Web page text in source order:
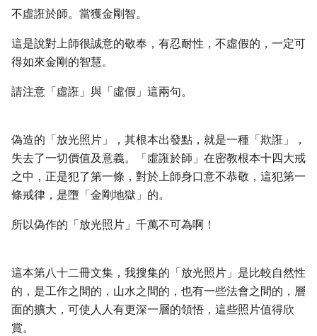
不虛誑於師。當獲金剛智。
這是說對上師很誠意的敬奉，有忍耐性，不虛假的，一定可
得如來金剛的智慧。
請注意「虛誑」與「虛假」這兩句。
偽造的「放光照片」，其根本出發點，就是一種「欺誑」，
失去了一切價值及意義。「虛誑於師」在密教根本十四大戒
之中，正是犯了第一條，對於上師身口意不恭敬，這犯第一
條戒律，是墮「金剛地獄」的。
所以偽作的「放光照片」千萬不可為啊！
這本第八十二冊文集，我搜集的「放光照片」是比較自然性
的，是工作之間的，山水之間的，也有一些法會之間的，層
面的擴大，可使人人有更深一層的領悟，這些照片值得欣
賞。